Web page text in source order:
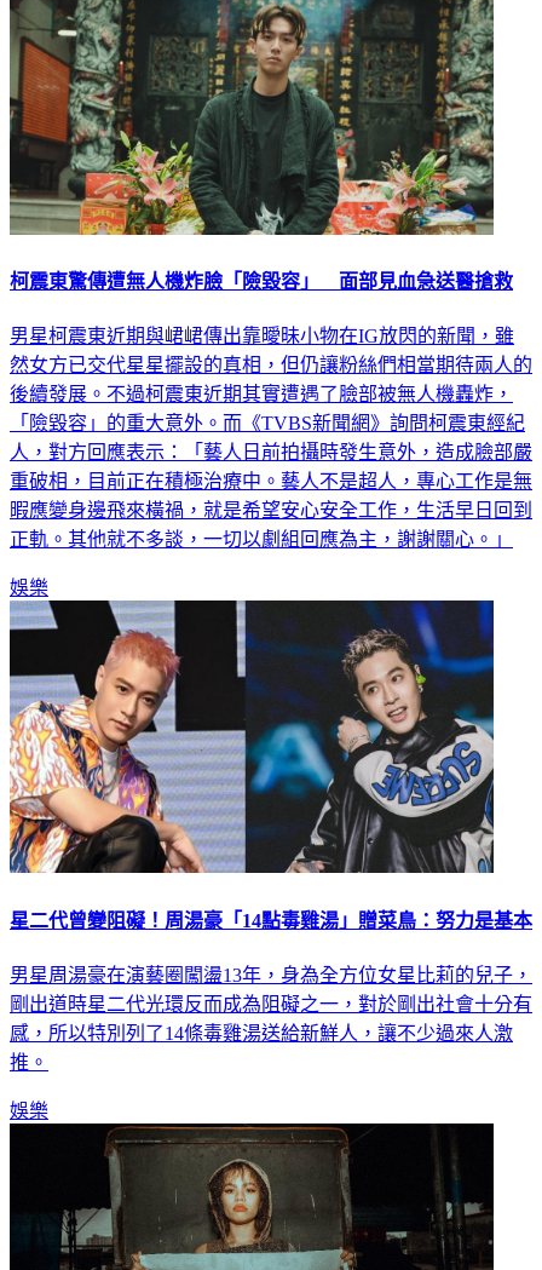
柯震東驚傳遭無人機炸臉「險毀容」 面部見血急送醫搶救
男星柯震東近期與峮峮傳出靠曖昧小物在IG放閃的新聞，雖
然女方已交代星星擺設的真相，但仍讓粉絲們相當期待兩人的
後續發展。不過柯震東近期其實遭遇了臉部被無人機轟炸，
「險毀容」的重大意外。而《TVBS新聞網》詢問柯震東經紀
人，對方回應表示：「藝人日前拍攝時發生意外，造成臉部嚴
重破相，目前正在積極治療中。藝人不是超人，專心工作是無
暇應變身邊飛來橫禍，就是希望安心安全工作，生活早日回到
正軌。其他就不多談，一切以劇組回應為主，謝謝關心。」
娛樂
星二代曾變阻礙！周湯豪「14點毒雞湯」贈菜鳥：努力是基本
男星周湯豪在演藝圈闖盪13年，身為全方位女星比莉的兒子，
剛出道時星二代光環反而成為阻礙之一，對於剛出社會十分有
感，所以特別列了14條毒雞湯送給新鮮人，讓不少過來人激
推。
娛樂